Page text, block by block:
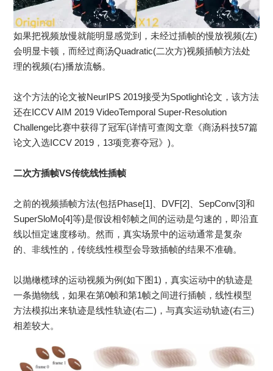
如果把视频放慢就能明显感觉到，未经过插帧的慢放视频(左)
会明显卡顿，而经过商汤Quadratic(二次方)视频插帧方法处
理的视频(右)播放流畅。
这个方法的论文被NeurIPS 2019接受为Spotlight论文，该方法
还在ICCV AIM 2019 VideoTemporal Super-Resolution
Challenge比赛中获得了冠军(详情可查阅文章《商汤科技57篇
论文入选ICCV 2019，13项竞赛夺冠》)。
二次方插帧VS传统线性插帧
之前的视频插帧方法(包括Phase[1]、DVF[2]、SepConv[3]和
SuperSloMo[4]等)是假设相邻帧之间的运动是匀速的，即沿直
线以恒定速度移动。然而，真实场景中的运动通常是复杂
的、非线性的，传统线性模型会导致插帧的结果不准确。
以抛橄榄球的运动视频为例(如下图1)，真实运动中的轨迹是
一条抛物线，如果在第0帧和第1帧之间进行插帧，线性模型
方法模拟出来轨迹是线性轨迹(右二)，与真实运动轨迹(右三)
相差较大。